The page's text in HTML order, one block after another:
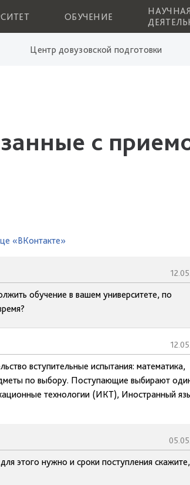
ОБУЧЕНИЕ
НАУЧНАЯ
Центр довузовской подготовки
с
«ВКонтакте»
обучение в вашем университете, по
вступительные испытания: математика,
по выбору. Поступающие выбирают
технологии (ИКТ), Иностранный
этого нужно и сроки поступления скажите,